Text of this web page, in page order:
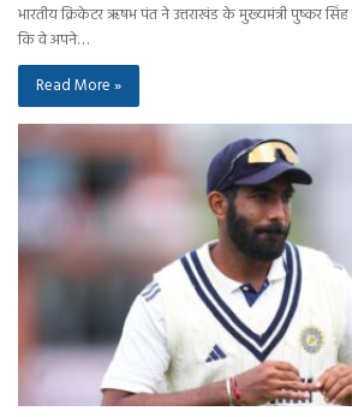
भारतीय क्रिकेटर ऋषभ पंत ने उत्तराखंड के मुख्यमंत्री पुष्कर
कि वे अपने…
Read More »